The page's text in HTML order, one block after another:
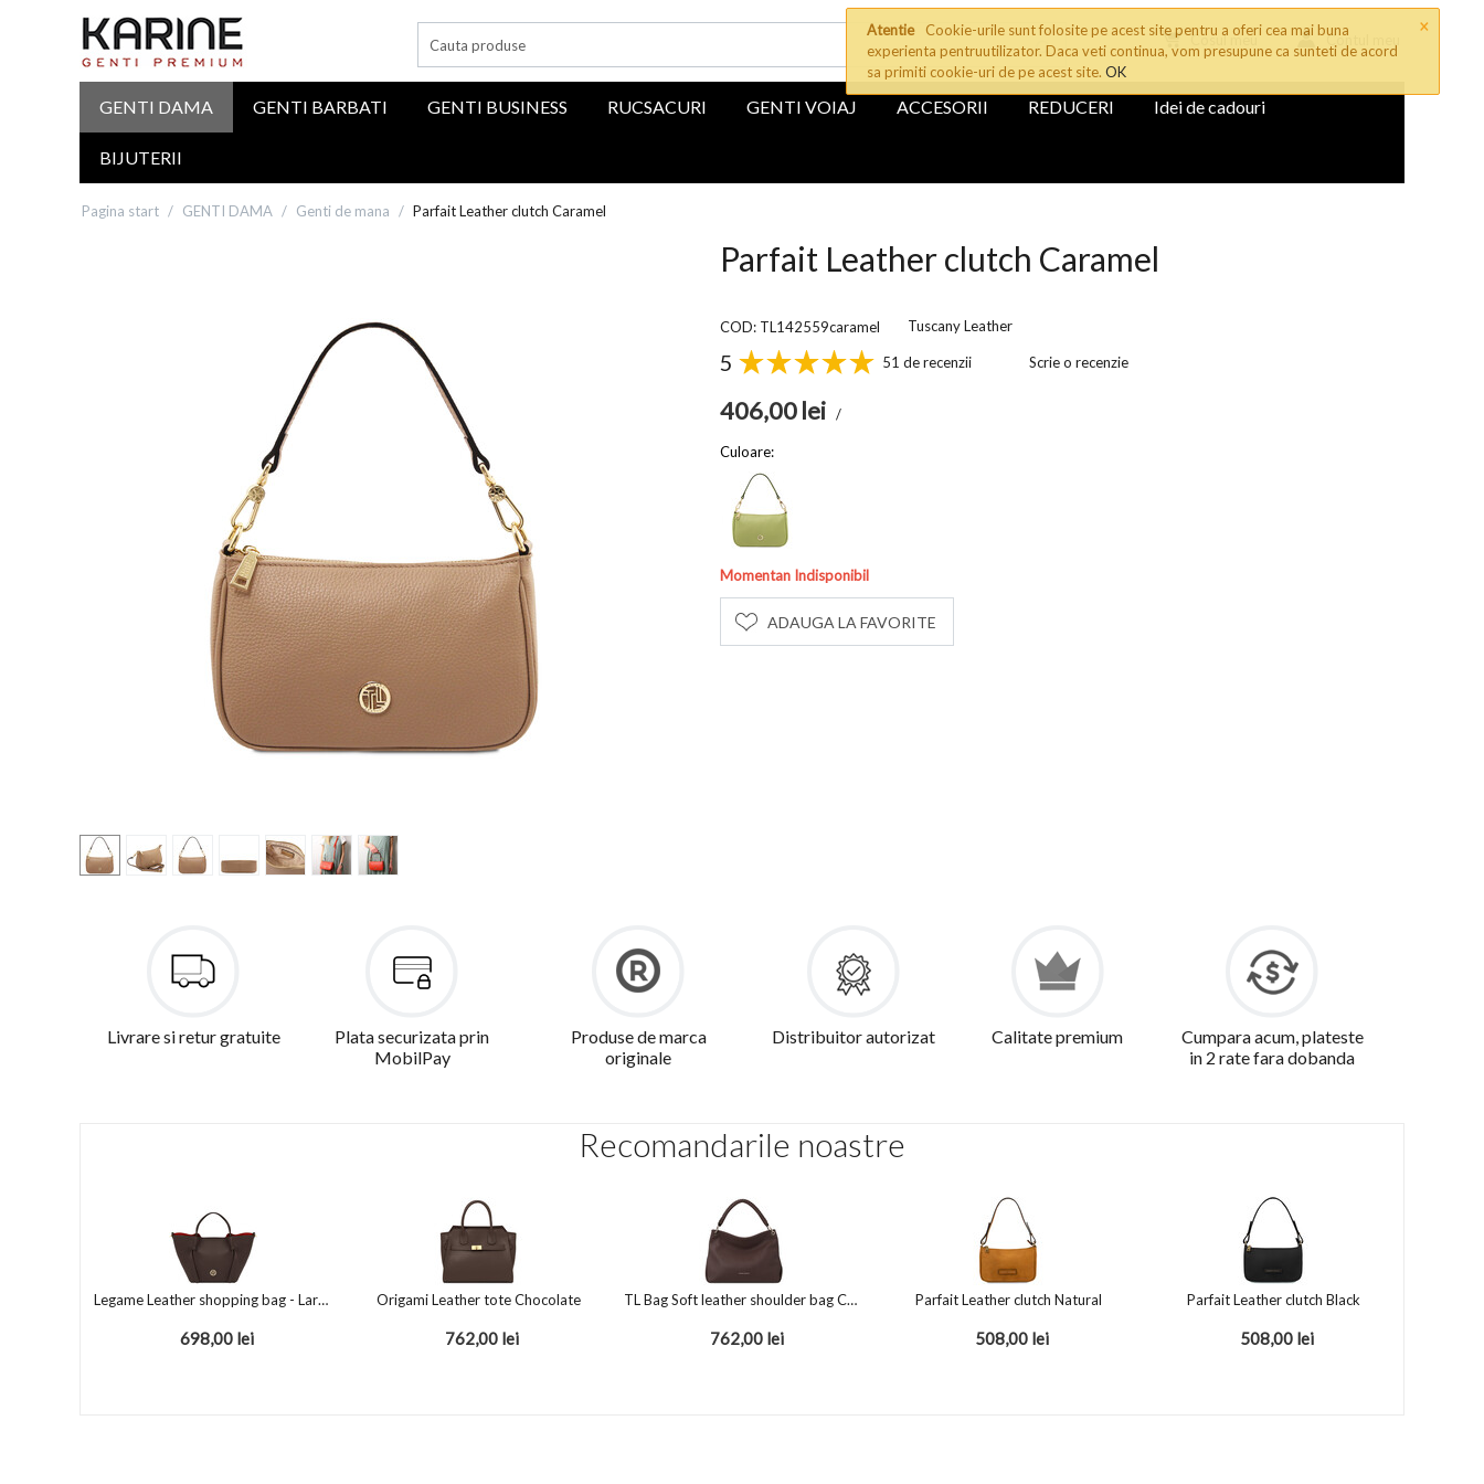
×
Atentie
Cookie-urile sunt folosite pe acest site pentru a oferi cea mai buna
experienta pentruutilizator. Daca veti continua, vom presupune ca sunteti de acord
sa primiti cookie-uri de pe acest site.OK
Cosul meu Contul meu
GENTI DAMA GENTI BARBATI GENTI BUSINESS RUCSACURI GENTI VOIAJ ACCESORII REDUCERI Idei de cadouri
BIJUTERII
Pagina start / GENTI DAMA / Genti de mana / Parfait Leather clutch Caramel
Parfait Leather clutch Caramel
COD: TL142559caramel Tuscany Leather
5 51 de recenzii Scrie o recenzie
406,00lei /
Culoare:
Momentan Indisponibil
ADAUGA LA FAVORITE
Livrare si retur gratuite
Plata securizata prin
MobilPay
Produse de marca
originale
Distribuitor autorizat Calitate premium
Cumpara acum, plateste
in 2 rate fara dobanda
Recomandarile noastre
Legame Leather shopping bag - Large size Chocolate
698,00 lei
Origami Leather tote Chocolate
762,00 lei
TL Bag Soft leather shoulder bag Chocolate
762,00 lei
Parfait Leather clutch Natural
508,00 lei
Parfait Leather clutch Black
508,00 lei